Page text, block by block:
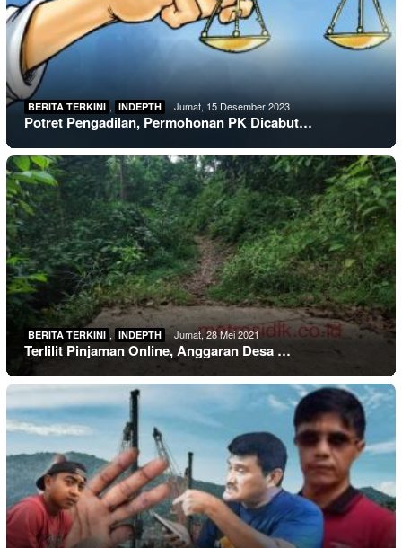
BERITA TERKINI , INDEPTH Jumat, 15 Desember 2023
Potret Pengadilan, Permohonan PK Dicabut…
BERITA TERKINI , INDEPTH Jumat, 28 Mei 2021
Terlilit Pinjaman Online, Anggaran Desa …